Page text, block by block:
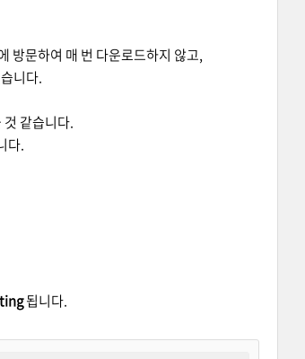
방문하여 매 번 다운로드하지 않고,
니다.
같습니다.
다.
됩니다.